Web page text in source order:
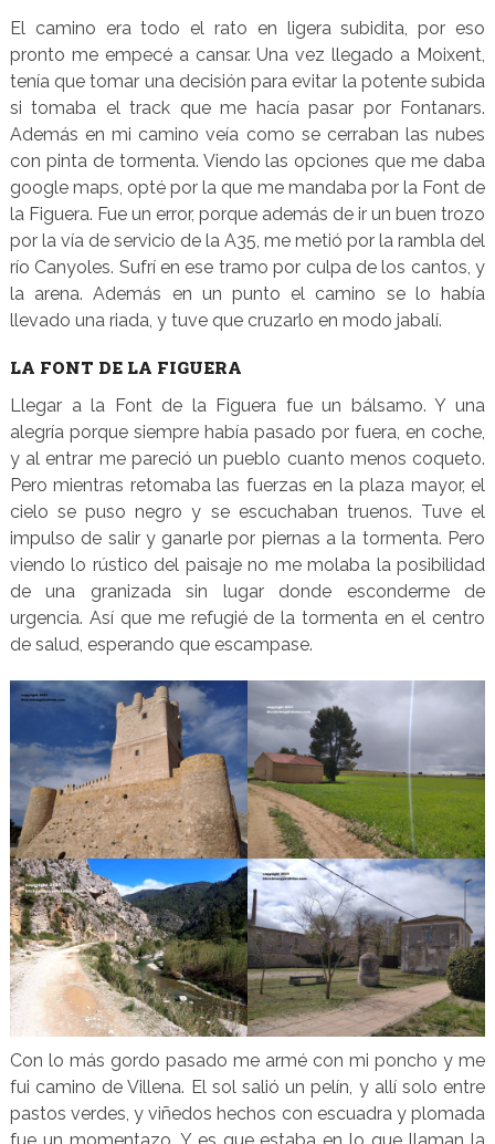
El camino era todo el rato en ligera subidita, por eso
pronto me empecé a cansar. Una vez llegado a Moixent,
tenía que tomar una decisión para evitar la potente subida
si tomaba el track que me hacía pasar por Fontanars.
Además en mi camino veía como se cerraban las nubes
con pinta de tormenta. Viendo las opciones que me daba
google maps, opté por la que me mandaba por la Font de
la Figuera. Fue un error, porque además de ir un buen trozo
por la vía de servicio de la A35, me metió por la rambla del
río Canyoles. Sufrí en ese tramo por culpa de los cantos, y
la arena. Además en un punto el camino se lo había
llevado una riada, y tuve que cruzarlo en modo jabalí.
LA FONT DE LA FIGUERA
Llegar a la Font de la Figuera fue un bálsamo. Y una
alegría porque siempre había pasado por fuera, en coche,
y al entrar me pareció un pueblo cuanto menos coqueto.
Pero mientras retomaba las fuerzas en la plaza mayor, el
cielo se puso negro y se escuchaban truenos. Tuve el
impulso de salir y ganarle por piernas a la tormenta. Pero
viendo lo rústico del paisaje no me molaba la posibilidad
de una granizada sin lugar donde esconderme de
urgencia. Así que me refugié de la tormenta en el centro
de salud, esperando que escampase.
Con lo más gordo pasado me armé con mi poncho y me
fui camino de Villena. El sol salió un pelín, y allí solo entre
pastos verdes, y viñedos hechos con escuadra y plomada